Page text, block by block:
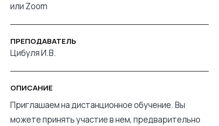
или Zoom
ПРЕПОДАВАТЕЛЬ
Цибуля И.В.
ОПИСАНИЕ
Приглашаем на дистанционное обучение. Вы
можете принять участие в нем, предварительно